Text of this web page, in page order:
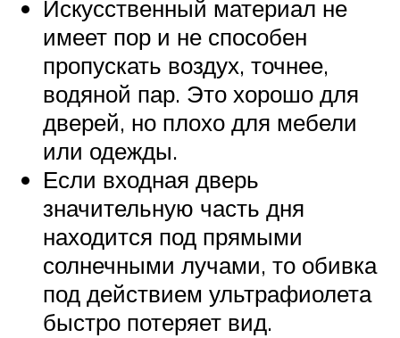
Искусственный материал не
имеет пор и не способен
пропускать воздух, точнее,
водяной пар. Это хорошо для
дверей, но плохо для мебели
или одежды.
Если входная дверь
значительную часть дня
находится под прямыми
солнечными лучами, то обивка
под действием ультрафиолета
быстро потеряет вид.